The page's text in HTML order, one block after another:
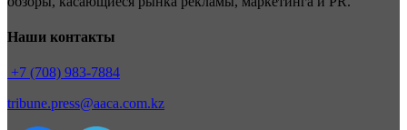
Наши контакты
+7 (708) 983-7884
tribune.press@aaca.com.kz